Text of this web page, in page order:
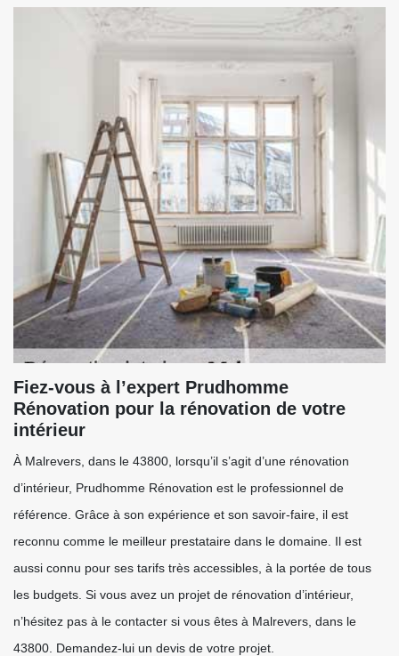
Fiez-vous à l’expert Prudhomme
Rénovation pour la rénovation de votre
intérieur
À Malrevers, dans le 43800, lorsqu’il s’agit d’une rénovation
d’intérieur, Prudhomme Rénovation est le professionnel de
référence. Grâce à son expérience et son savoir-faire, il est
reconnu comme le meilleur prestataire dans le domaine. Il est
aussi connu pour ses tarifs très accessibles, à la portée de tous
les budgets. Si vous avez un projet de rénovation d’intérieur,
n’hésitez pas à le contacter si vous êtes à Malrevers, dans le
43800. Demandez-lui un devis de votre projet.